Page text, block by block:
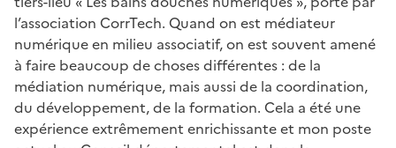
l’association CorrTech. Quand on est médiateur
numérique en milieu associatif, on est souvent amené
à faire beaucoup de choses différentes : de la
médiation numérique, mais aussi de la coordination,
du développement, de la formation. Cela a été une
expérience extrêmement enrichissante et mon poste